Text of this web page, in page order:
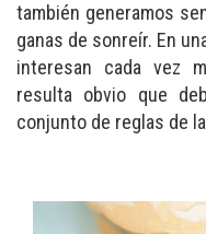
también generamos
ganas de sonreír. En
interesan cada vez
resulta obvio que
conjunto de reglas de